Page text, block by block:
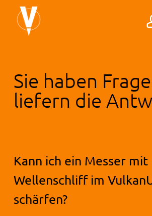
Springe
Sie haben
liefern die
Kann ich ein Messer mit
Wellenschliff im
schärfen?